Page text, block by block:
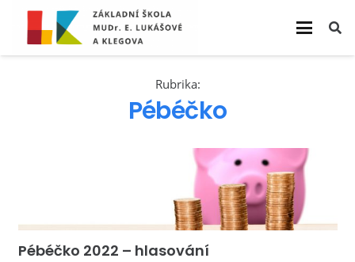
Rubrika:
Pébéčko
Pébéčko 2022 – hlasování